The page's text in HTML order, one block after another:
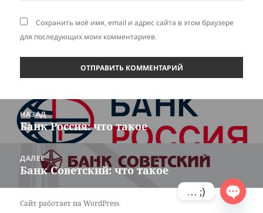
Сохранить моё имя, email и адрес сайта в этом браузере
для последующих моих комментариев.
Навигация
записям
НАЗАД
Предыдущая
запись:
Банк Россия: что такое
ДАЛЕЕ
Следующая
Банк Советский: что такое
Сайт работает на WordPress
… ;)